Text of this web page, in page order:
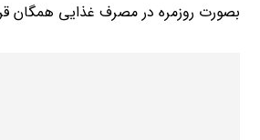
بصورت روزمره در مصرف غذایی همگان